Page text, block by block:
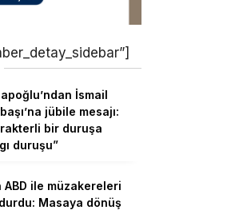
İsmail
jübile mesajı:
bir duruşa
duruşu”
ABD ile müzakereleri
Masaya dönüş